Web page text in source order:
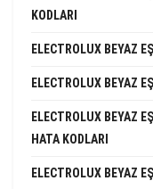
KODLARI
ELECTROLUX BEYAZ
ELECTROLUX BEYAZ
ELECTROLUX BEYAZ
HATA KODLARI
ELECTROLUX BEYAZ